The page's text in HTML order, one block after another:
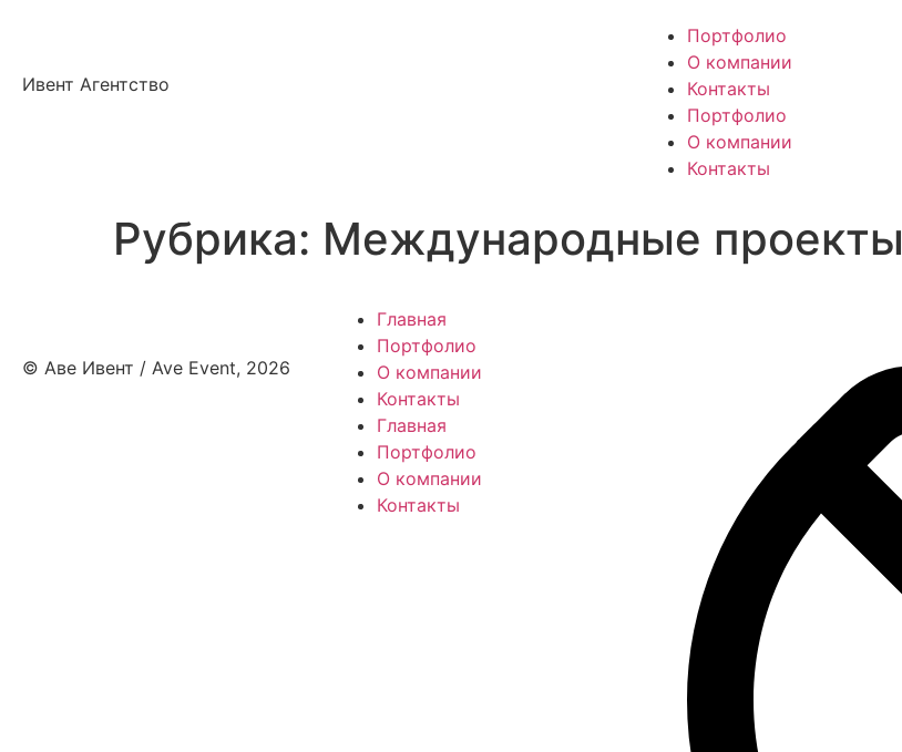
Ивент Агентство
Портфолио
О компании
Контакты
Портфолио
О компании
Контакты
Рубрика: Международные проекты
© Аве Ивент / Ave Event, 2026
Главная
Портфолио
О компании
Контакты
Главная
Портфолио
О компании
Контакты